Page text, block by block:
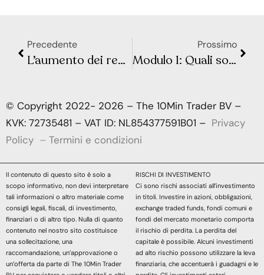
Precedente
L’aumento dei rendimenti dei Treasury: cosa c’è dietro?
Prossimo
Modulo 1: Quali sono gli asset finanziari?
© Copyright 2022- 2026 – The 10Min Trader BV –
KVK: 72735481 – VAT ID: NL854377591B01 – Privacy
Policy – Termini e condizioni
Il contenuto di questo sito è solo a
scopo informativo, non devi interpretare
tali informazioni o altro materiale come
consigli legali, fiscali, di investimento,
finanziari o di altro tipo. Nulla di quanto
contenuto nel nostro sito costituisce
una sollecitazione, una
raccomandazione, un’approvazione o
un’offerta da parte di The 10Min Trader
RISCHI DI INVESTIMENTO
Ci sono rischi associati all’investimento
in titoli. Investire in azioni, obbligazioni,
exchange traded funds, fondi comuni e
fondi del mercato monetario comporta
il rischio di perdita. La perdita del
capitale è possibile. Alcuni investimenti
ad alto rischio possono utilizzare la leva
finanziaria, che accentuerà i guadagni e le